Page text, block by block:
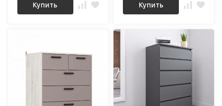
Купить Купить